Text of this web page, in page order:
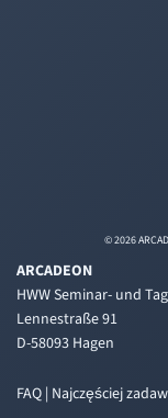
© 2026
ARCADEON
HWW Seminar- und
Lennestraße 91
D-58093 Hagen
FAQ | Najczęściej